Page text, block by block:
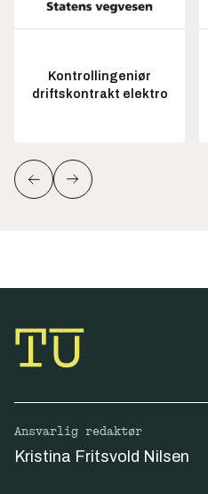
Kontrollingeniør
driftskontrakt elektro
Ansvarlig redaktør
Kristina Fritsvold Nilsen